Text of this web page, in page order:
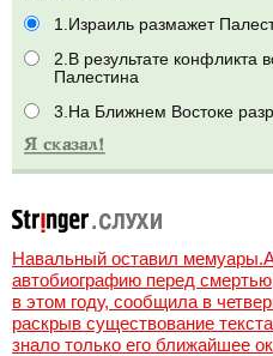
1.Израиль размажет
2.В результате конфликта
Палестина
3.На Ближнем Востоке
Навальный оставил
автобиографию перед
в этом году, сообщила в
раскрыв существование
знало только его ближайшее